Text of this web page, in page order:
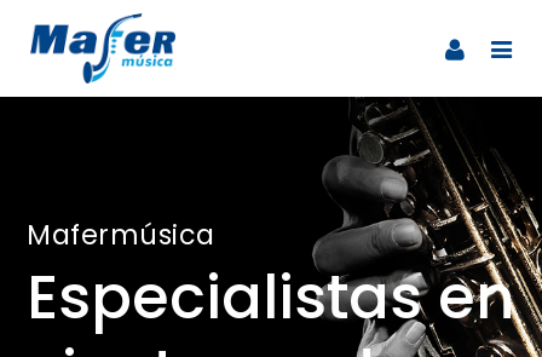
Mafermúsica
Especialistas en